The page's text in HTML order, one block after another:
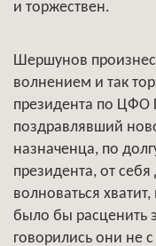
и торжествен.
Шершунов
волнением и так
президента по ЦФО
поздравлявший
назначенца, по
президента, от
волноваться
было бы расценить
говорились они не